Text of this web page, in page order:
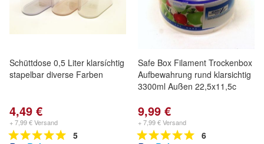
Schüttdose 0,5 Liter klarsíchtig
stapelbar diverse Farben
4,49 €
+ 7,99 € Versand
5
Safe Box Filament Trockenbox
Aufbewahrung rund klarsichtig
3300ml Außen 22,5x11,5c
9,99 €
+ 7,99 € Versand
6